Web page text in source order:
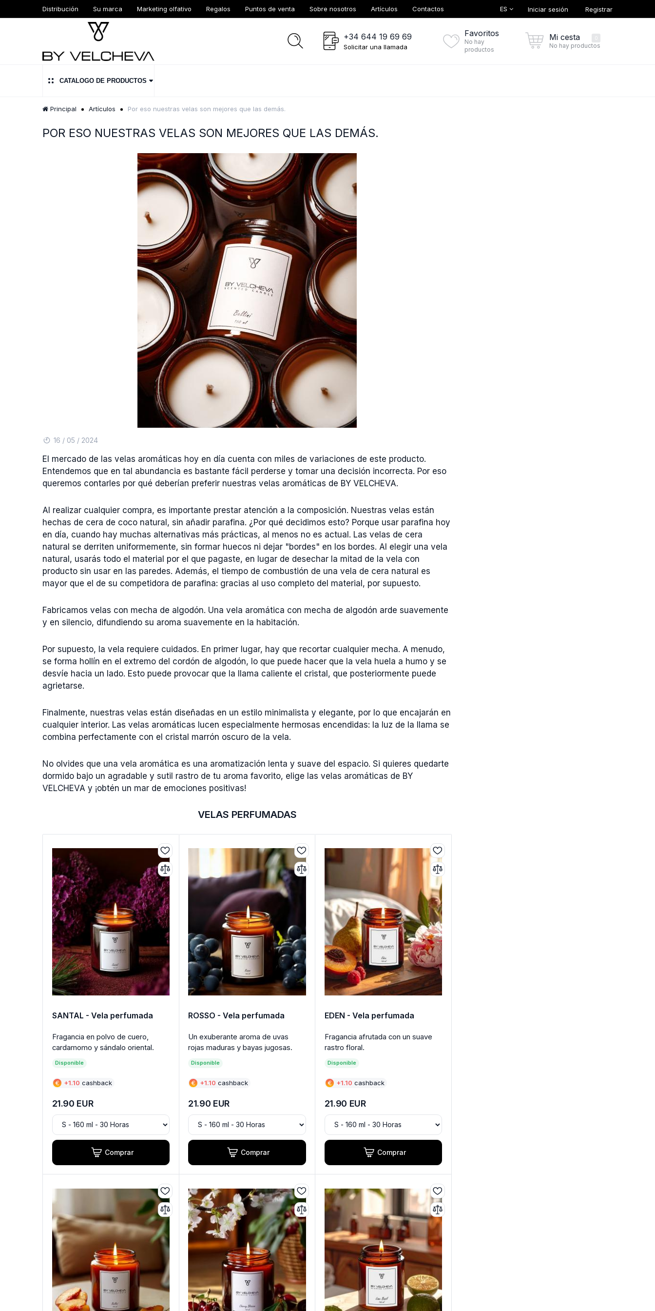
Distribución Su marca Marketing olfativo Regalos Puntos de venta Sobre nosotros Artículos Contactos ES Iniciar sesión Registrar
+34 644 19 69 69
Solicitar una llamada
Favoritos
No hay
productos
Mi cesta
No hay productos
CATALOGO DE PRODUCTOS
Principal Artículos Por eso nuestras velas son mejores que las demás.
POR ESO NUESTRAS VELAS SON MEJORES QUE LAS DEMÁS.
16 / 05 / 2024
El mercado de las velas aromáticas hoy en día cuenta con miles de variaciones de este producto.
Entendemos que en tal abundancia es bastante fácil perderse y tomar una decisión incorrecta. Por eso
queremos contarles por qué deberían preferir nuestras velas aromáticas de BY VELCHEVA.
Al realizar cualquier compra, es importante prestar atención a la composición. Nuestras velas están
hechas de cera de coco natural, sin añadir parafina. ¿Por qué decidimos esto? Porque usar parafina hoy
en día, cuando hay muchas alternativas más prácticas, al menos no es actual. Las velas de cera
natural se derriten uniformemente, sin formar huecos ni dejar "bordes" en los bordes. Al elegir una vela
natural, usarás todo el material por el que pagaste, en lugar de desechar la mitad de la vela con
producto sin usar en las paredes. Además, el tiempo de combustión de una vela de cera natural es
mayor que el de su competidora de parafina: gracias al uso completo del material, por supuesto.
Fabricamos velas con mecha de algodón. Una vela aromática con mecha de algodón arde suavemente
y en silencio, difundiendo su aroma suavemente en la habitación.
Por supuesto, la vela requiere cuidados. En primer lugar, hay que recortar cualquier mecha. A menudo,
se forma hollín en el extremo del cordón de algodón, lo que puede hacer que la vela huela a humo y se
desvíe hacia un lado. Esto puede provocar que la llama caliente el cristal, que posteriormente puede
agrietarse.
Finalmente, nuestras velas están diseñadas en un estilo minimalista y elegante, por lo que encajarán en
cualquier interior. Las velas aromáticas lucen especialmente hermosas encendidas: la luz de la llama se
combina perfectamente con el cristal marrón oscuro de la vela.
No olvides que una vela aromática es una aromatización lenta y suave del espacio. Si quieres quedarte
dormido bajo un agradable y sutil rastro de tu aroma favorito, elige las velas aromáticas de BY
VELCHEVA y ¡obtén un mar de emociones positivas!
VELAS PERFUMADAS
SANTAL - Vela perfumada
Fragancia en polvo de cuero,
cardamomo y sándalo oriental.
Disponible
€ +1.10 cashback
21.90 EUR
Comprar
ROSSO - Vela perfumada
Un exuberante aroma de uvas
rojas maduras y bayas jugosas.
Disponible
€ +1.10 cashback
21.90 EUR
Comprar
EDEN - Vela perfumada
Fragancia afrutada con un suave
rastro floral.
Disponible
€ +1.10 cashback
21.90 EUR
Comprar